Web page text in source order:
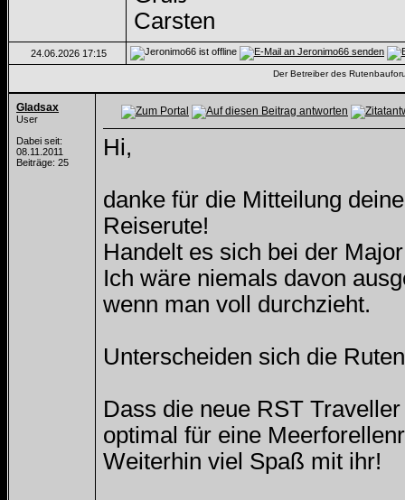
Carsten
24.06.2026 17:15
Der Betreiber des
Gladsax
User
Dabei seit:
08.11.2011
Beiträge: 25
Hi,
danke für die Mitteilung
Reiserute!
Handelt es sich bei der
Ich wäre niemals davon
wenn man voll durchzieht.
Unterscheiden sich die
Dass die neue RST
optimal für eine
Weiterhin viel Spaß mit ihr!